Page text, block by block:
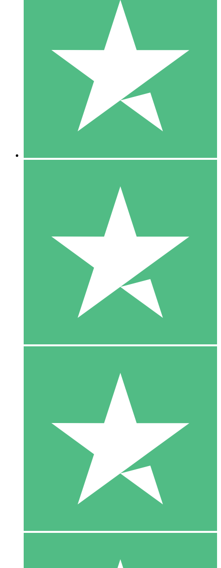
Paquetes de Créditos Individuales
Paga según el uso con créditos de descarga. Sin compromiso
10 00
10 Descargas
20 00